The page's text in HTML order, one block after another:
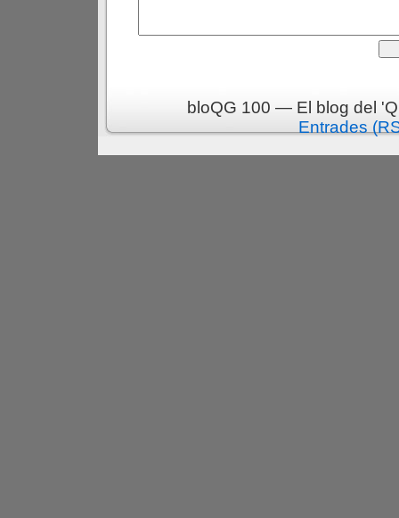
bloQG 100 — El blog del
Entrades